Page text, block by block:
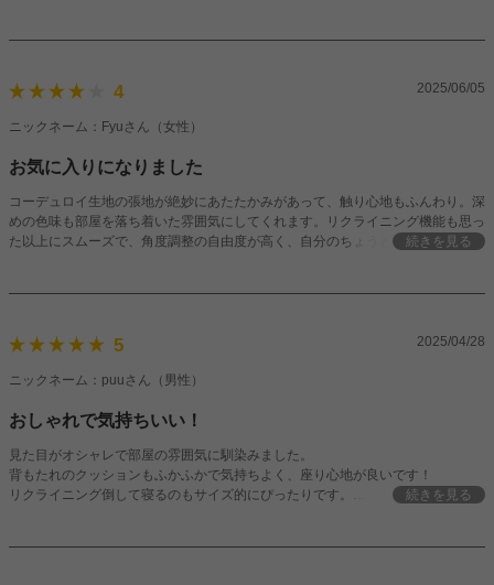
4 2025/06/05
ニックネーム：Fyuさん（女性）
お気に入りになりました
コーデュロイ生地の張地が絶妙にあたたかみがあって、触り心地もふんわり。深
めの色味も部屋を落ち着いた雰囲気にしてくれます。リクライニング機能も思っ
た以上にスムーズで、角度調整の自由度が高く、自分のちょうどいいが見つけや
続きを見る
5 2025/04/28
ニックネーム：puuさん（男性）
おしゃれで気持ちいい！
見た目がオシャレで部屋の雰囲気に馴染みました。
背もたれのクッションもふかふかで気持ちよく、座り心地が良いです！
リクライニング倒して寝るのもサイズ的にぴったりです。
続きを見る